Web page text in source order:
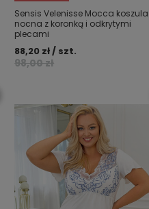
Sensis Velenisse Mocca koszula
nocna z koronką i odkrytymi
plecami
98,00 zł
88,20 zł / szt.